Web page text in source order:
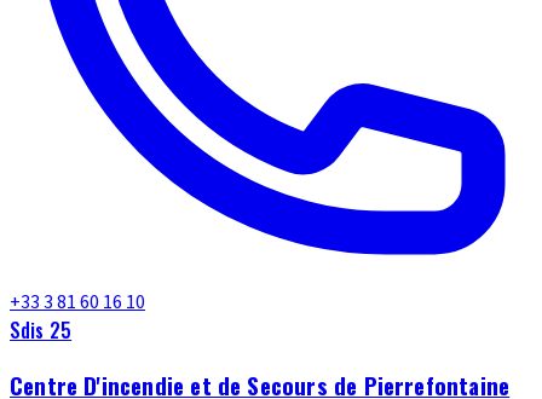
+33 3 81 60 16 10
Sdis 25
Centre D'incendie et de Secours de Pierrefontaine